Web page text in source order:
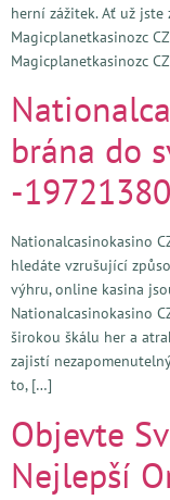
herní zážitek. Ať už jste
Magicplanetkasinozc
Magicplanetkasinozc
brána do
-
Nationalcasinokasino
hledáte vzrušující
výhru, online kasina
Nationalcasinokasino
širokou škálu her a
zajistí
to, […]
Objevte
Nejlepší